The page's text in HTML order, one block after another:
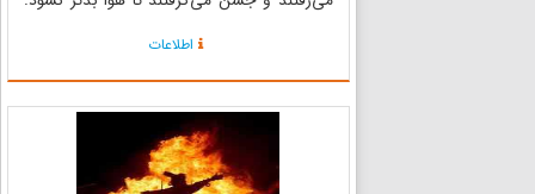
(Vahijak) و اندرگاه نیزآمده...
اطلاعات